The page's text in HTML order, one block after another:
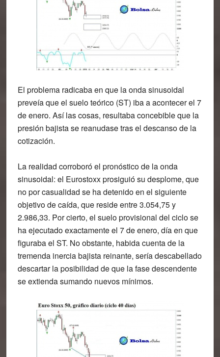
El problema radicaba en que la onda sinusoidal
preveía que el suelo teórico (ST) iba a acontecer el 7
de enero. Así las cosas, resultaba concebible que la
presión bajista se reanudase tras el descanso de la
cotización.
La realidad corroboró el pronóstico de la onda
sinusoidal: el Eurostoxx prosiguió su desplome, que
no por casualidad se ha detenido en el siguiente
objetivo de caída, que reside entre 3.054,75 y
2.986,33. Por cierto, el suelo provisional del ciclo se
ha ejecutado exactamente el 7 de enero, día en que
figuraba el ST. No obstante, habida cuenta de la
tremenda inercia bajista reinante, sería descabellado
descartar la posibilidad de que la fase descendente
se extienda sumando nuevos mínimos.